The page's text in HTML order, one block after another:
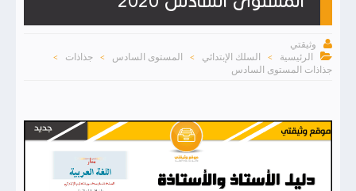

وثيقتي

الرئيسية > السلك الإبتدائي > المستوى السادس > جذاذات >
جذاذات المستوى السادس